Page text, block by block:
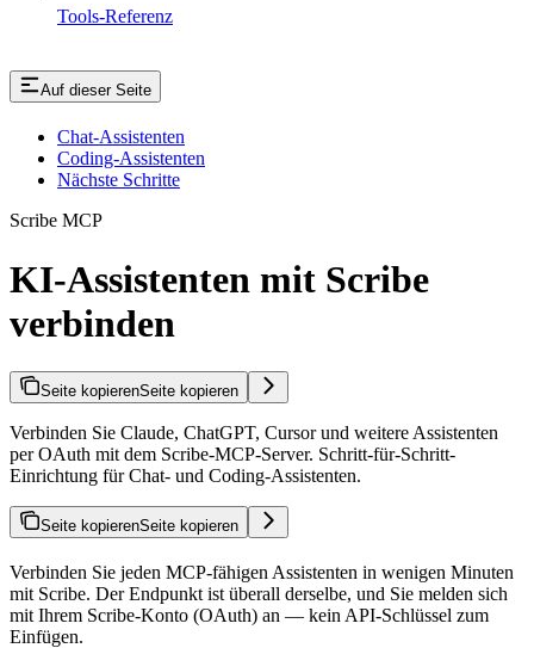
Tools-Referenz
Auf dieser Seite
Chat-Assistenten
Coding-Assistenten
Nächste Schritte
Scribe MCP
KI-Assistenten mit Scribe
verbinden
Seite kopierenSeite kopieren
Verbinden Sie Claude, ChatGPT, Cursor und weitere Assistenten
per OAuth mit dem Scribe-MCP-Server. Schritt-für-Schritt-
Einrichtung für Chat- und Coding-Assistenten.
Seite kopierenSeite kopieren
Verbinden Sie jeden MCP-fähigen Assistenten in wenigen Minuten
mit Scribe. Der Endpunkt ist überall derselbe, und Sie melden sich
mit Ihrem Scribe-Konto (OAuth) an — kein API-Schlüssel zum
Einfügen.